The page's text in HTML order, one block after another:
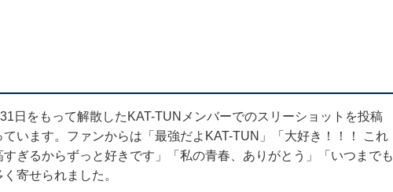
日をもって解散したKAT-TUNメンバーでのスリーショットを投稿
います。ファンからは「最強だよKAT-TUN」「大好き！！！ これ
ぎるからずっと好きです」「私の青春、ありがとう」「いつまでも
寄せられました。